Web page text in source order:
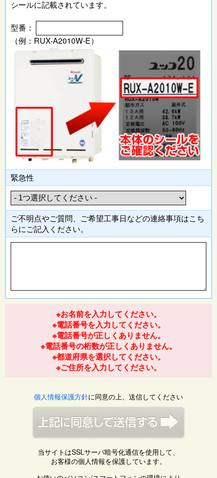
シールに記載されています。
型番：
（例：RUX-A2010W-E）
緊急性
ご不明点やご質問、ご希望工事日などの連絡事項はこち
らにご記入 ください。
※お名前を入力してください。
※電話番号を入力してください。
※電話番号が正しくありません。
※電話番号の桁数が正しくありません。
※都道府県を選択してください。
※ご住所を入力してください。
個人情報保護方針に同意の上、送信してください
当サイトはSSLサーバ暗号化通信を使用して、
お客様の個人情報を保護しています。